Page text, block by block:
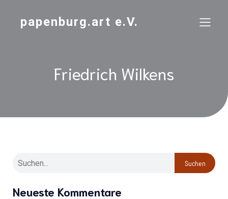
papenburg.art e.V.
Friedrich Wilkens
Suchen
Neueste Kommentare